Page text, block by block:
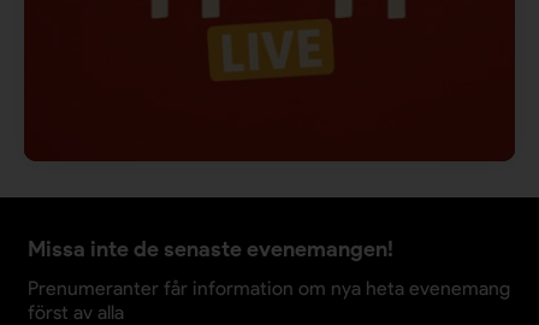
Missa inte de senaste evenemangen!
Prenumeranter får information om nya heta evenemang
först av alla